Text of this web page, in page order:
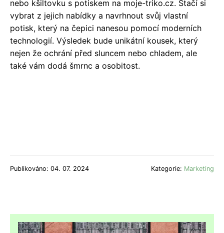
nebo kšiltovku s potiskem na moje-triko.cz. Stačí si
vybrat z jejich nabídky a navrhnout svůj vlastní
potisk, který na čepici nanesou pomocí moderních
technologií. Výsledek bude unikátní kousek, který
nejen že ochrání před sluncem nebo chladem, ale
také vám dodá šmrnc a osobitost.
Publikováno: 04. 07. 2024 Kategorie: Marketing